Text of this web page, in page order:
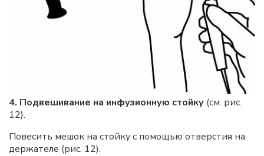
4. Подвешивание на инфузионную стойку (см. рис.
12).
Повесить мешок на стойку с помощью отверстия на
держателе (рис. 12).